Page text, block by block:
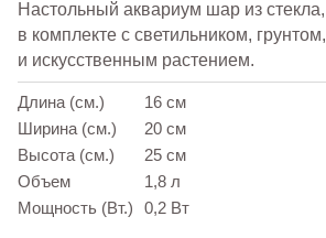
Настольный аквариум шар из стекла,
в комплекте с светильником, грунтом,
и искусственным растением.
Длина (см.)
16 см
Ширина (см.)
20 см
Высота (см.)
25 см
Объем
1,8 л
Мощность (Вт.)
0,2 Вт